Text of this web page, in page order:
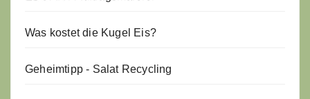
Was kostet die Kugel Eis?
Geheimtipp - Salat Recycling